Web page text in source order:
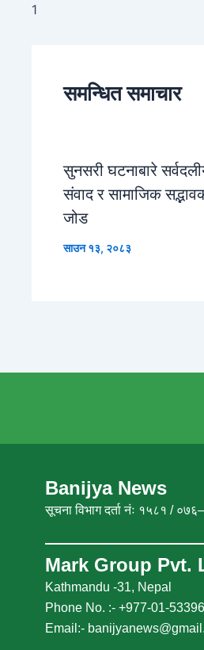
1
समन्धित समाचार
सुनसरी घटनाबारे
संवाद र सामाजिक
जोड
साउन १३, २०८३
Banijya News
सूचना विभाग दर्ता नंः १५८१ /
Mark Group Pvt.
Kathmandu -31, Nepal
Phone No. :- +977-01-
Email:-